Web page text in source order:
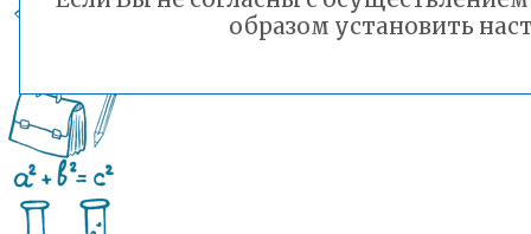
образом установить